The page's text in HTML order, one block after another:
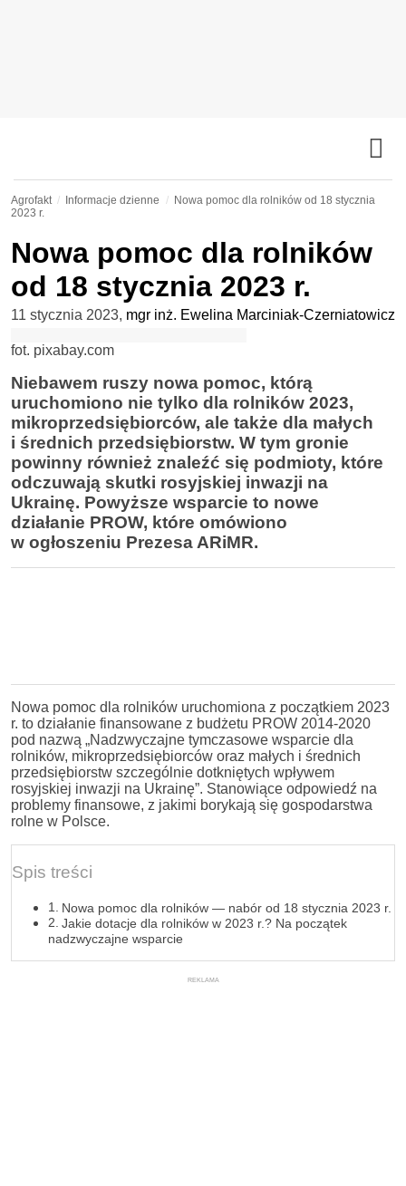
Agrofakt Informacje dzienne
Nowa pomoc dla rolników od 18 stycznia
2023 r.
Nowa pomoc dla rolników
od 18 stycznia 2023 r.
11 stycznia 2023, mgr inż. Ewelina Marciniak-Czerniatowicz
fot. pixabay.com
Niebawem ruszy nowa pomoc, którą
uruchomiono nie tylko dla rolników 2023,
mikroprzedsiębiorców, ale także dla małych
i średnich przedsiębiorstw. W tym gronie
powinny również znaleźć się podmioty, które
odczuwają skutki rosyjskiej inwazji na
Ukrainę. Powyższe wsparcie to nowe
działanie PROW, które omówiono
w ogłoszeniu Prezesa ARiMR.
Nowa pomoc dla rolników uruchomiona z początkiem 2023
r. to działanie finansowane z budżetu PROW 2014-2020
pod nazwą „Nadzwyczajne tymczasowe wsparcie dla
rolników, mikroprzedsiębiorców oraz małych i średnich
przedsiębiorstw szczególnie dotkniętych wpływem
rosyjskiej inwazji na Ukrainę”. Stanowiące odpowiedź na
problemy finansowe, z jakimi borykają się gospodarstwa
rolne w Polsce.
Spis treści
Nowa pomoc dla rolników — nabór od 18 stycznia 2023 r.
Jakie dotacje dla rolników w 2023 r.? Na początek
nadzwyczajne wsparcie
REKLAMA